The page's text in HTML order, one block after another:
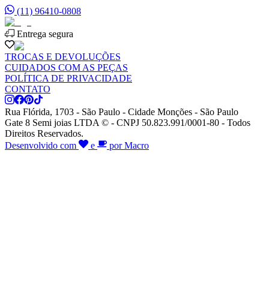
(11) 96410-0808
Entrega segura
TROCAS E DEVOLUÇÕES
CUIDADOS COM AS PEÇAS
POLÍTICA DE PRIVACIDADE
CONTATO
Rua Flórida, 1703 - São Paulo - Cidade Monções - São Paulo
Gate 8 Semi joias LTDA © - CNPJ 50.823.991/0001-80 - Todos
Direitos Reservados.
Desenvolvido com
e por Macro